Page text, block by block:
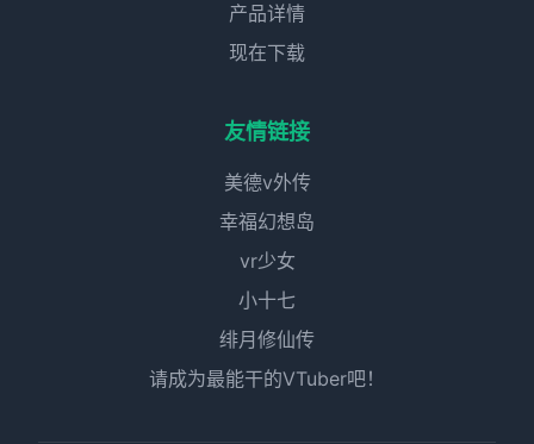
产品详情
现在下载
友情链接
美德v外传
幸福幻想岛
vr少女
小十七
绯月修仙传
请成为最能干的VTuber吧！